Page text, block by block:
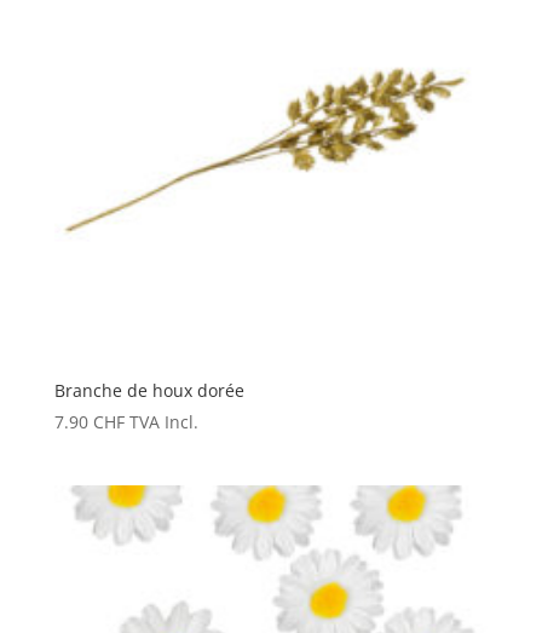
Branche de houx dorée
7.90 CHF TVA Incl.